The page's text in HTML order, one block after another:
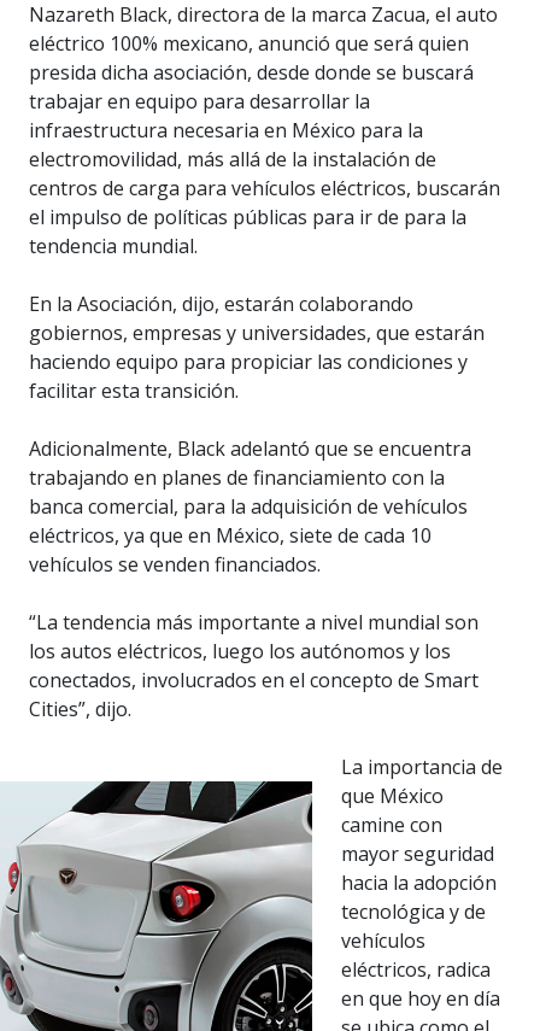
Nazareth Black, directora de la marca Zacua, el auto
eléctrico 100% mexicano, anunció que será quien
presida dicha asociación, desde donde se buscará
trabajar en equipo para desarrollar la
infraestructura necesaria en México para la
electromovilidad, más allá de la instalación de
centros de carga para vehículos eléctricos, buscarán
el impulso de políticas públicas para ir de para la
tendencia mundial.
En la Asociación, dijo, estarán colaborando
gobiernos, empresas y universidades, que estarán
haciendo equipo para propiciar las condiciones y
facilitar esta transición.
Adicionalmente, Black adelantó que se encuentra
trabajando en planes de financiamiento con la
banca comercial, para la adquisición de vehículos
eléctricos, ya que en México, siete de cada 10
vehículos se venden financiados.
“La tendencia más importante a nivel mundial son
los autos eléctricos, luego los autónomos y los
conectados, involucrados en el concepto de Smart
Cities”, dijo.
La importancia de
que México
camine con
mayor seguridad
hacia la adopción
tecnológica y de
vehículos
eléctricos, radica
en que hoy en día